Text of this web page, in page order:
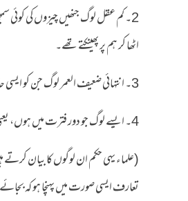
2۔ کم عقل لوگ جنھیں چیزوں کی کوئی
اٹھا کر ہم پر پھینکتے تھے۔
3۔ انتہائی ضعیف العمر لوگ جن کو ایسی حالت میں دعوت پہنچی ہو کہ وہ قوت فیصلہ کھو چکے ہوں۔
4۔ ایسے لوگ جو دور فترت میں ہوں، یعنی جب انبیاء کی دعوت مرور زمانہ سے مٹ چکی ہو اور کسی قابل اعتماد اور واضح صورت میں موجود نہ ہو۔
(علماء یہی حکم ان لوگوں کا بیان
تعارف ایسی صورت میں پہنچا ہو کہ